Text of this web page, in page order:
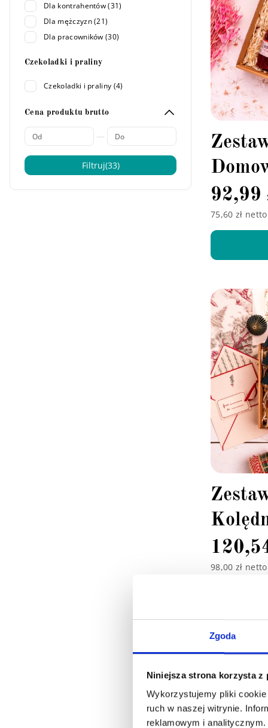
Zgoda
Niniejsza strona korzysta z
Wykorzystujemy pliki
ruch w naszej witrynie.
reklamowym i
Dla kontrahentów (31)
Dla mężczyzn (21)
Dla pracowników (30)
Czekoladki i praliny
Czekoladki i praliny (4)
Cena produktu brutto
—
Filtruj(33)
92,99
75,60 zł netto
98,00 zł netto